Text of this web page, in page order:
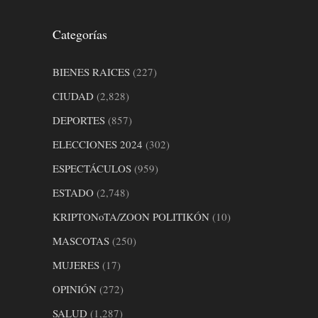
Categorías
BIENES RAICES(227)
CIUDAD(2,828)
DEPORTES(857)
ELECCIONES 2024 (302)
ESPECTÁCULOS(959)
ESTADO(2,748)
KRIPTONoTA/ZOON POLITIKÓN(10)
MASCOTAS(250)
MUJERES(17)
OPINIÓN(272)
SALUD(1,287)